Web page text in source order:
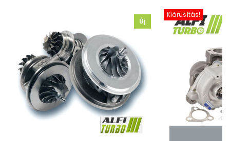
Új
Kiárusítás!